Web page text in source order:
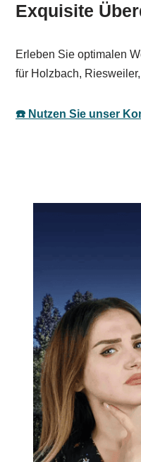
Exquisite
Erleben Sie optimalen
für Holzbach,
☎️ Nutzen Sie unser